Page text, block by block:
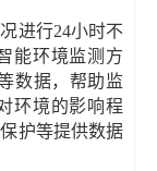
进行24小时不
能环境监测方
数据，帮助监
环境的影响程
护等提供数据